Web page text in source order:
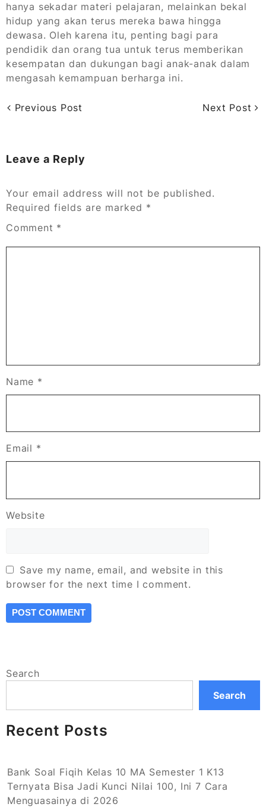
hanya sekadar materi pelajaran, melainkan bekal
hidup yang akan terus mereka bawa hingga
dewasa. Oleh karena itu, penting bagi para
pendidik dan orang tua untuk terus memberikan
kesempatan dan dukungan bagi anak-anak dalam
mengasah kemampuan berharga ini.
Previous Post Next Post
Leave a Reply
Your email address will not be published.
Required fields are marked *
Comment *
Name *
Email *
Website
Save my name, email, and website in this
browser for the next time I comment.
Search
Search
Recent Posts
Bank Soal Fiqih Kelas 10 MA Semester 1 K13
Ternyata Bisa Jadi Kunci Nilai 100, Ini 7 Cara
Menguasainya di 2026